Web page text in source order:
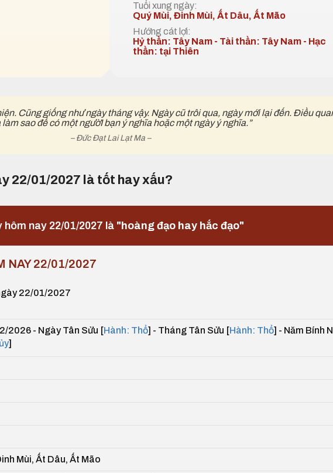
Tuổi xung ngày:
Quý Mùi, Đinh Mùi, Ất Dâu, Ất Mão
Hướng cát lợi:
Hỷ thần: Tây Nam - Tài thần: Tây Nam - Hạc
thần: tại Thiên
Cũng giống như ngày tháng vậy. Ngày cũ trôi qua, ngày mới lại đến. Điều
làm sao để có một ngườI bạn ý nghĩa hoặc một ngày ý nghĩa.”
– Đức Đạt Lai Lạt Ma –
22/01/2027 là tốt hay xấu?
hôm nay 22/01/2027 là "hoàng đạo hay hắc đạo"
NAY 22/01/2027
22/01/2027
2026 - Ngày Tân Sửu [Hành: Thổ] - Tháng Tân Sửu [Hành: Thổ] - Năm Bính
]
Mùi, Ất Dâu, Ất Mão